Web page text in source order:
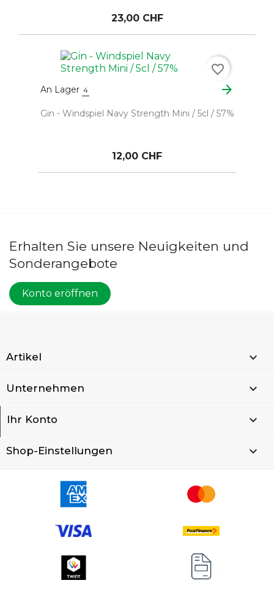
23,00 CHF
An Lager 4 arrow_forward
Gin - Windspiel Navy Strength Mini / 5cl / 57%
12,00 CHF
favorite_border
Erhalten Sie unsere Neuigkeiten und
Sonderangebote
Konto eröffnen
Artikel 
Unternehmen 
Ihr Konto 
Shop-Einstellungen keyboard_arrow_down